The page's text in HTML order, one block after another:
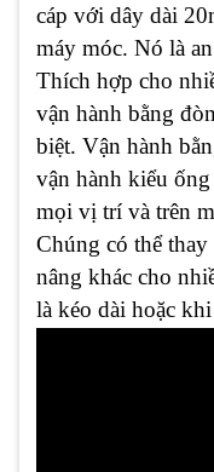
cáp với dây dài
máy móc. Nó là
Thích hợp cho
vận hành bằng
biệt. Vận hành
vận hành kiểu
mọi vị trí và trên
Chúng có thể
nâng khác cho
là kéo dài hoặc